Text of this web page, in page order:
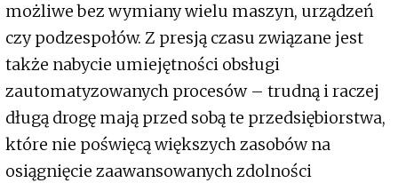
możliwe bez wymiany wielu maszyn, urządzeń
czy podzespołów. Z presją czasu związane jest
także nabycie umiejętności obsługi
zautomatyzowanych procesów – trudną i raczej
długą drogę mają przed sobą te przedsiębiorstwa,
które nie poświęcą większych zasobów na
osiągnięcie zaawansowanych zdolności